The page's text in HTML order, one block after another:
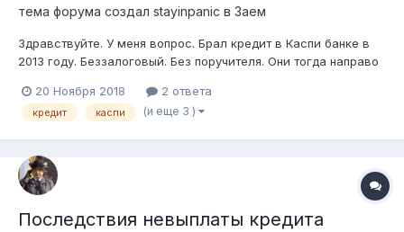
тема форума создал stayinpanic в Заем
Здравствуйте. У меня вопрос. Брал кредит в Каспи банке в
2013 году. Беззалоговый. Без поручителя. Они тогда направо
Рефинансировал. Пытался. Но снова не смог. В итоге у меня
почти миллион тенге долга. Нет имущества. Нет работы. Нет
20 Ноября 2018 2 ответа
кредит каспи (и еще 3 )
Последствия невыплаты кредита